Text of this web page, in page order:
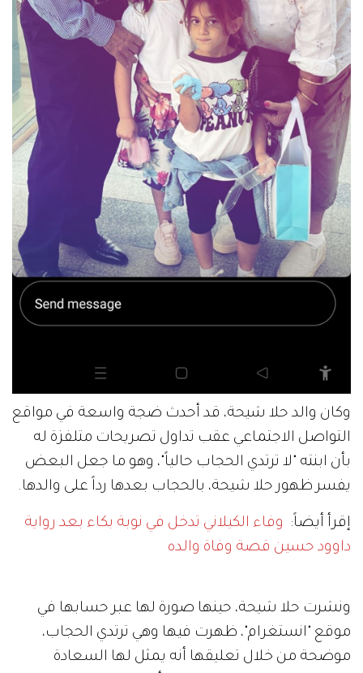
وكان والد حلا شيحة، قد أحدث ضجة واسعة في مواقع
التواصل الاجتماعي عقب تداول تصريحات متلفزة له
بأن ابنته "لا ترتدي الحجاب حالياً"، وهو ما جعل البعض
يفسر ظهور حلا شيحة، بالحجاب بعدها رداً على والدها.
إقرأ أيضاً: وفاء الكيلاني تدخل في نوبة بكاء بعد رواية
داوود حسين قصة وفاة والده
ونشرت حلا شيحة، حينها صورة لها عبر حسابها في
موقع "انستغرام"، ظهرت فيها وهي ترتدي الحجاب،
موضحة من خلال تعليقها أنه يمثل لها السعادة